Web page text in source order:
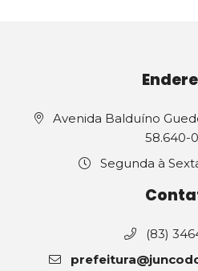
Avenida Balduíno
58.640-
Segunda à
(83)